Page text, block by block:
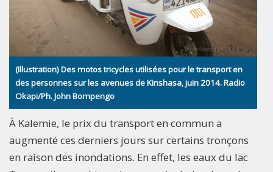
(Illustration) Des motos tricycles utilisées pour le transport en
des personnes sur les avenues de Kinshasa, juin 2014. Radio
Okapi/Ph. John Bompengo
À Kalemie, le prix du transport en commun a
augmenté ces derniers jours sur certains tronçons
en raison des inondations. En effet, les eaux du lac